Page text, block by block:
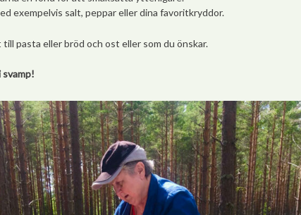
exempelvis salt, peppar eller dina favoritkryddor.
pasta eller bröd och ost eller som du önskar.
svamp!